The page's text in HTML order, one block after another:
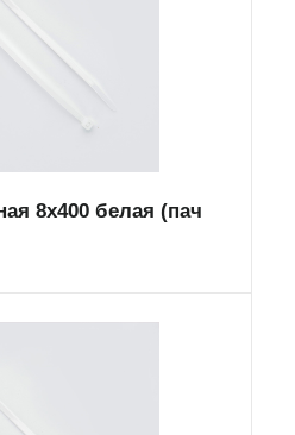
8х400 белая (пач